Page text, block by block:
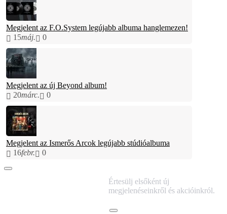
Megjelent az F.O.System legújabb albuma hanglemezen!
15máj. 0
Megjelent az új Beyond album!
20márc. 0
Megjelent az Ismerős Arcok legújabb stúdióalbuma
16febr. 0
Értesülj elsőként új
megjelenéseinkről és akcióinkról.